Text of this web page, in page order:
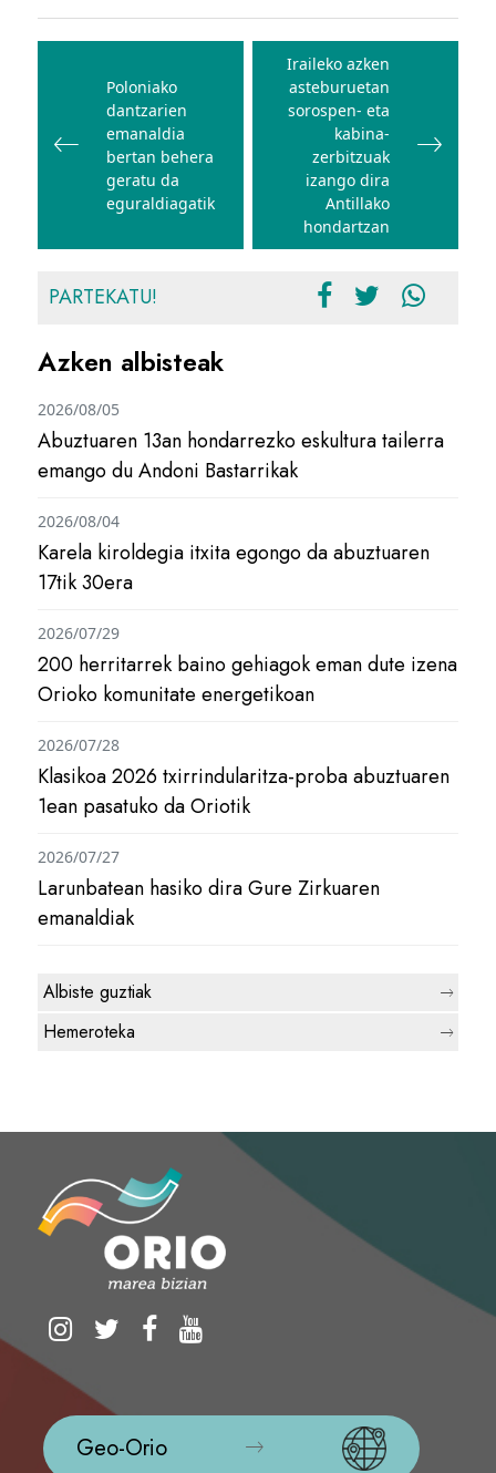
Bidalketetan
nabigatu
Poloniako
dantzarien
emanaldia
bertan behera
geratu da
eguraldiagatik
Iraileko azken
asteburuetan
sorospen- eta
kabina-
zerbitzuak
izango dira
Antillako
hondartzan
PARTEKATU!
Azken albisteak
Abuztuaren 13an hondarrezko eskultura tailerra
emango du Andoni Bastarrikak
2026/08/05
Karela kiroldegia itxita egongo da abuztuaren
17tik 30era
2026/08/04
200 herritarrek baino gehiagok eman dute izena
Orioko komunitate energetikoan
2026/07/29
Klasikoa 2026 txirrindularitza-proba abuztuaren
1ean pasatuko da Oriotik
2026/07/28
Larunbatean hasiko dira Gure Zirkuaren
emanaldiak
2026/07/27
Albiste guztiak
Hemeroteka
Geo-Orio